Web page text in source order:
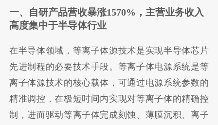
一、自研产品营收暴涨1570%，主营业务收入
高度集中于半导体行业
在半导体领域，等离子体源技术是实现半导体芯片
先进制程的必要技术手段。等离子体电源系统是等
离子体源技术的核心载体，可通过电源系统参数的
精准调控，在极短时间内实现对等离子体的精确控
制，进而驱动等离子体完成刻蚀、薄膜沉积、离子